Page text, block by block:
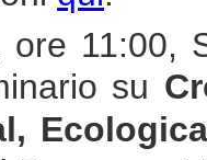
11:00,
su